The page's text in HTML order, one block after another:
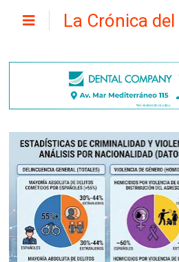
La Crónica del